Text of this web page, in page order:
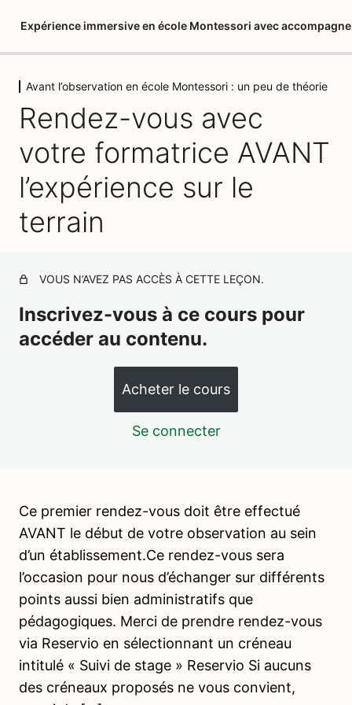
Expérience immersive en école Montessori avec
Préparation de la semaine
d'observation
Avant l'observation en école
Montessori : un peu de théorie
Les grands principes de la pédagogie
L'environnement humain
Le temps
Lexique Montessori
Ressources bibliographiques
Rendez-vous avec votre formatrice AVANT
2 leçons, 1 quiz
Avant l’observation en école Montessori : un peu de théorie
Rendez-vous avec
votre formatrice AVANT
l’expérience sur le
terrain
VOUS N’AVEZ PAS ACCÈS À CETTE LEÇON.
Inscrivez-vous à ce cours pour
accéder au contenu.
Acheter le cours
Se connecter
Ce premier rendez-vous doit être effectué
AVANT le début de votre observation au sein
d’un établissement.Ce rendez-vous sera
l’occasion pour nous d’échanger sur différents
points aussi bien administratifs que
pédagogiques. Merci de prendre rendez-vous
via Reservio en sélectionnant un créneau
intitulé « Suivi de stage » Reservio Si aucuns
des créneaux proposés ne vous convient,